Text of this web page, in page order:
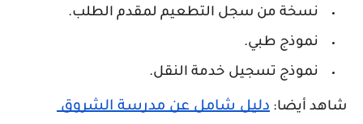
نسخة من سجل التطعيم لمقدم الطلب.
نموذج طبي.
نموذج تسجيل خدمة النقل.
شاهد أيضا:
دليل شامل عن مدرسة الشروق